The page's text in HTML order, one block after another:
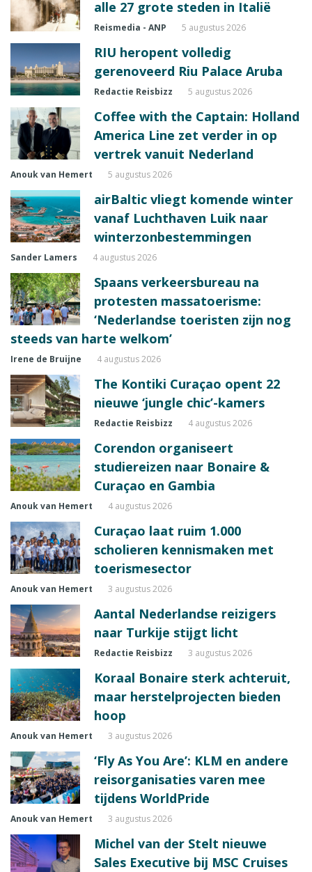
alle 27 grote steden in Italië
Reismedia - ANP 5 augustus 2026
RIU heropent volledig
gerenoveerd Riu Palace Aruba
Redactie Reisbizz 5 augustus 2026
Coffee with the Captain: Holland
America Line zet verder in op
vertrek vanuit Nederland
Anouk van Hemert 5 augustus 2026
airBaltic vliegt komende winter
vanaf Luchthaven Luik naar
winterzonbestemmingen
Sander Lamers 4 augustus 2026
Spaans verkeersbureau na
protesten massatoerisme:
‘Nederlandse toeristen zijn nog
steeds van harte welkom’
Irene de Bruijne 4 augustus 2026
The Kontiki Curaçao opent 22
nieuwe ‘jungle chic’-kamers
Redactie Reisbizz 4 augustus 2026
Corendon organiseert
studiereizen naar Bonaire &
Curaçao en Gambia
Anouk van Hemert 4 augustus 2026
Curaçao laat ruim 1.000
scholieren kennismaken met
toerismesector
Anouk van Hemert 3 augustus 2026
Aantal Nederlandse reizigers
naar Turkije stijgt licht
Redactie Reisbizz 3 augustus 2026
Koraal Bonaire sterk achteruit,
maar herstelprojecten bieden
hoop
Anouk van Hemert 3 augustus 2026
‘Fly As You Are’: KLM en andere
reisorganisaties varen mee
tijdens WorldPride
Anouk van Hemert 3 augustus 2026
Michel van der Stelt nieuwe
Sales Executive bij MSC Cruises